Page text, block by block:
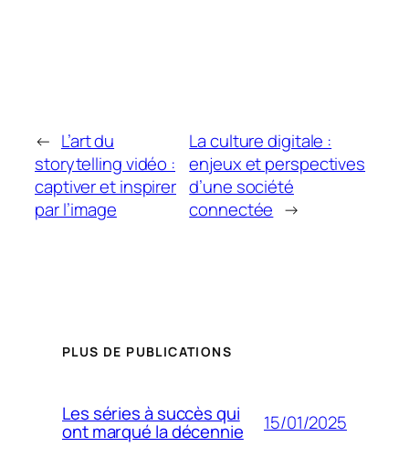
← L’art du
storytelling vidéo :
captiver et inspirer
par l’image
La culture digitale :
enjeux et perspectives
d’une société
connectée →
PLUS DE PUBLICATIONS
Les séries à succès qui
ont marqué la décennie 15/01/2025